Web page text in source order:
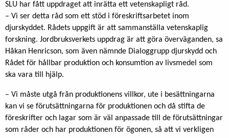
SLU har fått uppdraget att inrätta ett vetenskapligt råd.
– Vi ser detta råd som ett stöd i föreskriftsarbetet inom
djurskyddet. Rådets uppgift är att sammanställa vetenskaplig
forskning. Jordbruksverkets uppdrag är att göra överväganden, sa
Håkan Henricson, som även nämnde Dialoggrupp djurskydd och
Rådet för hållbar produktion och konsumtion av livsmedel som
ska vara till hjälp.
– Vi måste utgå från produktionens villkor, ute i besättningarna
kan vi se förutsättningarna för produktionen och då stifta de
föreskrifter och lagar som är väl anpassade till de förutsättningar
som råder och har produktionen för ögonen, så att vi verkligen